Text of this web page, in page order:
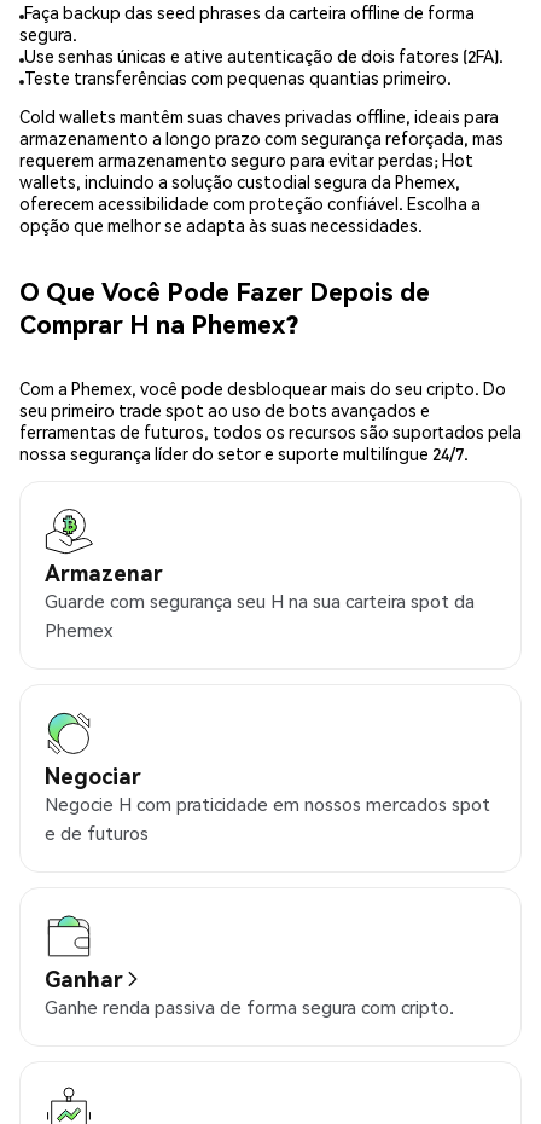
Faça backup das seed phrases da carteira offline de forma
segura.
Use senhas únicas e ative autenticação de dois fatores (2FA).
Teste transferências com pequenas quantias primeiro.
Cold wallets mantêm suas chaves privadas offline, ideais para
armazenamento a longo prazo com segurança reforçada, mas
requerem armazenamento seguro para evitar perdas; Hot
wallets, incluindo a solução custodial segura da Phemex,
oferecem acessibilidade com proteção confiável. Escolha a
opção que melhor se adapta às suas necessidades.
O Que Você Pode Fazer Depois de
Comprar H na Phemex?
Com a Phemex, você pode desbloquear mais do seu cripto. Do
seu primeiro trade spot ao uso de bots avançados e
ferramentas de futuros, todos os recursos são suportados pela
nossa segurança líder do setor e suporte multilíngue 24/7.
Armazenar
Guarde com segurança seu H na sua carteira spot da
Phemex
Negociar
Negocie H com praticidade em nossos mercados spot
e de futuros
Ganhar
Ganhe renda passiva de forma segura com cripto.